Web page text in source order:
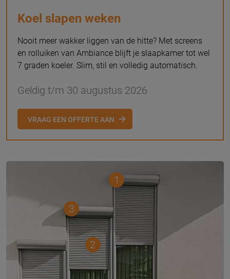
Koel slapen weken
Nooit meer wakker liggen van de hitte? Met screens
en rolluiken van Ambiance blijft je slaapkamer tot wel
7 graden koeler. Slim, stil en volledig automatisch.
Geldig t/m 30 augustus 2026
VRAAG EEN OFFERTE AAN
1
2
3